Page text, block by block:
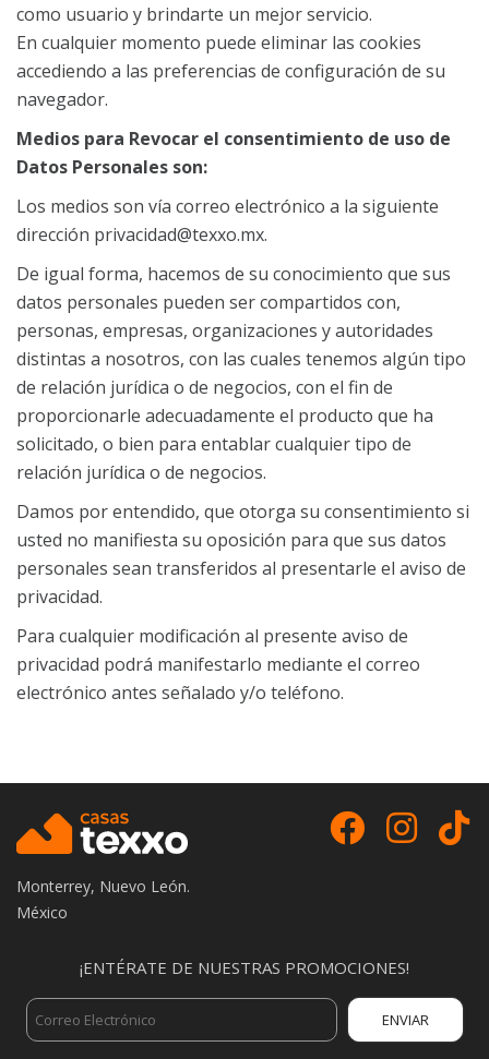
como usuario y brindarte un mejor servicio.
En cualquier momento puede eliminar las cookies
accediendo a las preferencias de configuración de su
navegador.
Medios para Revocar el consentimiento de uso de
Datos Personales son:
Los medios son vía correo electrónico a la siguiente
dirección privacidad@texxo.mx.
De igual forma, hacemos de su conocimiento que sus
datos personales pueden ser compartidos con,
personas, empresas, organizaciones y autoridades
distintas a nosotros, con las cuales tenemos algún tipo
de relación jurídica o de negocios, con el fin de
proporcionarle adecuadamente el producto que ha
solicitado, o bien para entablar cualquier tipo de
relación jurídica o de negocios.
Damos por entendido, que otorga su consentimiento si
usted no manifiesta su oposición para que sus datos
personales sean transferidos al presentarle el aviso de
privacidad.
Para cualquier modificación al presente aviso de
privacidad podrá manifestarlo mediante el correo
electrónico antes señalado y/o teléfono.
Monterrey, Nuevo León.
México
¡ENTÉRATE DE NUESTRAS PROMOCIONES!